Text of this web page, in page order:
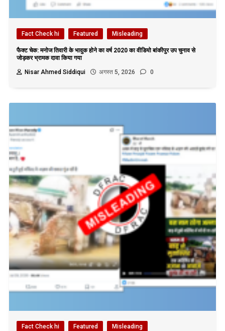
Fact Check hi Featured Misleading
फैक्ट चेक: मनोज तिवारी के भावुक होने का वर्ष 2020 का वीडियो बांकीपुर उप चुनाव से
जोड़कर भ्रामक दावा किया गया
Nisar Ahmed Siddiqui
अगस्त 5, 2026 0
Fact Check hi Featured Misleading